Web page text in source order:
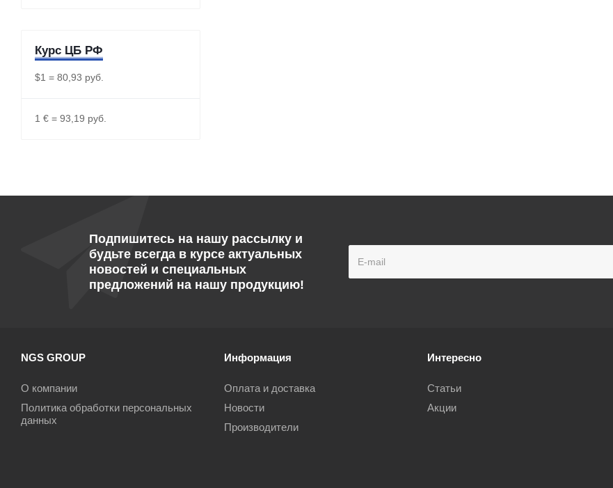
Курс ЦБ РФ
$1 = 80,93 руб.
1 € = 93,19 руб.
Подпишитесь на нашу рассылку и
будьте всегда в курсе актуальных
новостей и специальных
предложений на нашу продукцию!
NGS GROUP
О компании
Политика обработки персональных
данных
Информация
Оплата и доставка
Новости
Производители
Интересно
Статьи
Акции